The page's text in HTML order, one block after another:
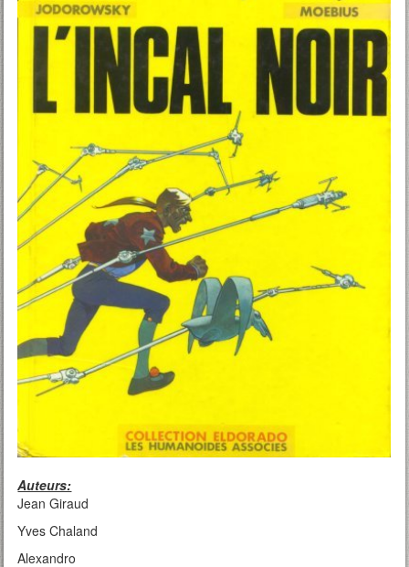
Auteurs:
Jean Giraud
Yves Chaland
Alexandro